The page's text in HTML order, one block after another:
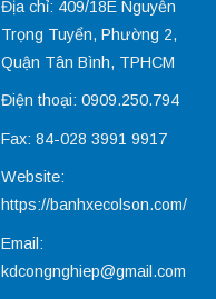
Địa chỉ: 409/18E Nguyễn
Trọng Tuyển, Phường 2,
Quận Tân Bình, TPHCM
Điện thoại: 0909.250.794
Fax: 84-028 3991 9917
Website:
https://banhxecolson.com/
Email:
kdcongnghiep@gmail.com